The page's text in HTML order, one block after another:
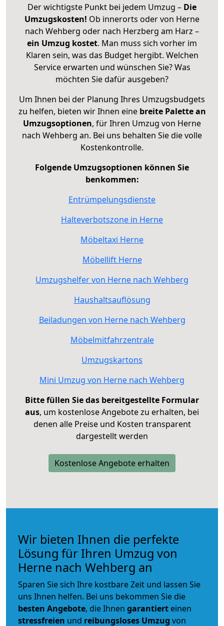
Der wichtigste Punkt bei jedem Umzug – Die
Umzugskosten! Ob innerorts oder von Herne
nach Wehberg oder nach Herzberg am Harz –
ein Umzug kostet. Man muss sich vorher im
Klaren sein, was das Budget hergibt. Welchen
Service erwarten und wünschen Sie? Was
möchten Sie dafür ausgeben?
Um Ihnen bei der Planung Ihres Umzugsbudgets
zu helfen, bieten wir Ihnen eine breite Palette an
Umzugsoptionen, für Ihren Umzug von Herne
nach Wehberg an. Bei uns behalten Sie die volle
Kostenkontrolle.
Folgende Umzugsoptionen können Sie
benkommen:
Entrümpelungsdienste
Halteverbotszone in Herne
Möbeltaxi Herne
Möbellift Herne
Umzugshelfer von Herne nach Wehberg
Haushaltsauflösung
Beiladungen von Herne nach Wehberg
Möbelmitfahrzentrale
Umzugskartons
Mini Umzug von Herne nach Wehberg
Bitte füllen Sie das bereitgestellte Formular
aus, um kostenlose Angebote zu erhalten, bei
denen alle Preise und Kosten transparent
dargestellt werden
Kostenlose Angebote erhalten
Wir bieten Ihnen die perfekte
Lösung für Ihren Umzug von
Herne nach Wehberg an
Sparen Sie sich Ihre kostbare Zeit und lassen Sie
uns Ihnen helfen. Bei uns bekommen Sie die
besten Angebote, die Ihnen garantiert einen
stressfreien und reibungsloses Umzug von